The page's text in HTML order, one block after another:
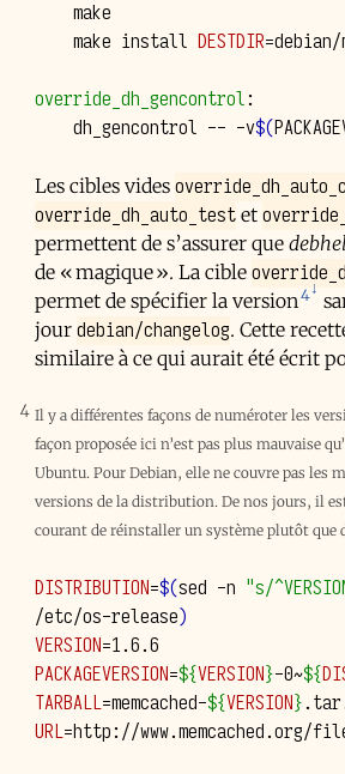
make install DESTDIR=debian/
override_dh_gencontrol:
dh_gencontrol -- -v$(
Les cibles vides
override_dh_auto_testet
permettent de s’assurer que
de « magique ». La cible
permet de spécifier la version4
jour debian/changelog. Cette
similaire à ce qui aurait été écrit
4 Il y a différentes façons de numéroter les
façon proposée ici n’est pas plus mauvaise
Ubuntu. Pour Debian, elle ne couvre pas les
versions de la distribution. De nos jours, il
courant de réinstaller un système plutôt que
DISTRIBUTION=$(sed -n "s/
/etc/os-release)
VERSION=1
PACKAGEVERSION=${VERSION}-0~${
TARBALL=memcached-${VERSION}
URL=http://www.memcached.org/